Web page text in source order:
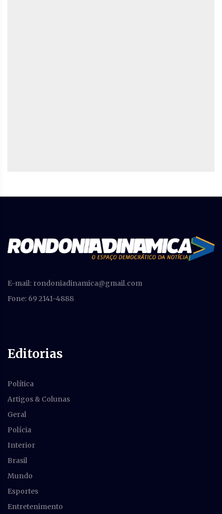
E-mail: rondoniadinamica@gmail.com
Fone: 69 2141-4888
Editorias
Política
Artigos & Colunas
Geral
Polícia
Interior
Brasil
Mundo
Esportes
Entretenimento